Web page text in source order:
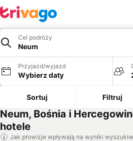
Cel podróży
Neum
Przyjazd/wyjazd
Wybierz daty
Sortuj Filtruj
Neum, Bośnia i
hotele
Jak prowizje wpływają na wyniki